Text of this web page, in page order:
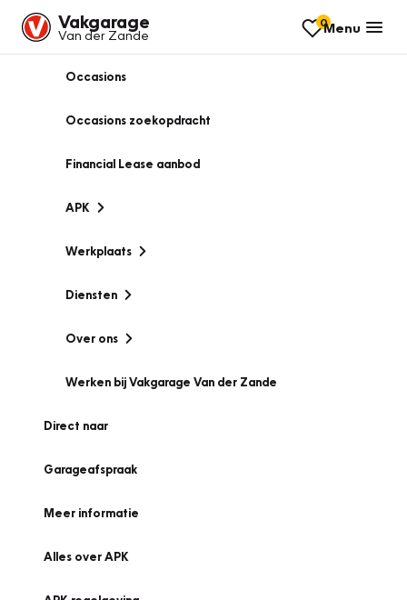
Vakgarage
Van der Zande
0Menu
Occasions
Occasions zoekopdracht
Financial Lease aanbod
APK
Werkplaats
Diensten
Over ons
Werken bij Vakgarage Van der Zande
Direct naar
Garageafspraak
Meer informatie
Alles over APK